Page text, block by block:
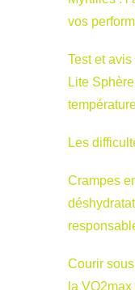
vos
Test et
Lite
Les
Crampes
Courir
la